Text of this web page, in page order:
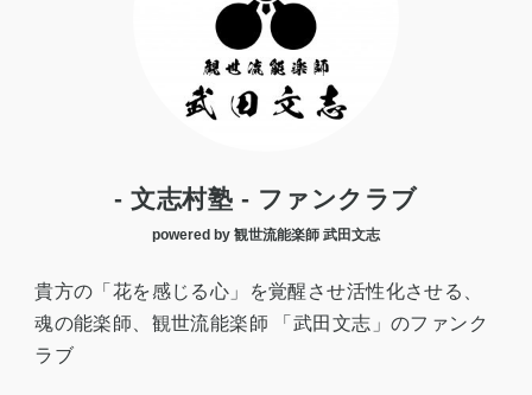
- 文志村塾 - ファンクラブ
powered by 観世流能楽師 武田文志
貴方の「花を感じる心」を覚醒させ活性化させる、
魂の能楽師、観世流能楽師 「武田文志」のファンク
ラブ